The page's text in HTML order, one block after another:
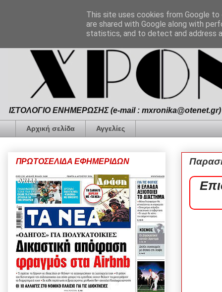
ΙΣΤΟΛΟΓΙΟ ΕΝΗΜΕΡΩΣΗΣ (e-mail :
Αρχική σελίδα Αγγελίες
ΠΡΩΤΟΣΕΛΙΔΑ ΕΦΗΜΕΡΙΔΩΝ
This site uses cookies from Google
are shared with Google along with
statistics, and to detect and address